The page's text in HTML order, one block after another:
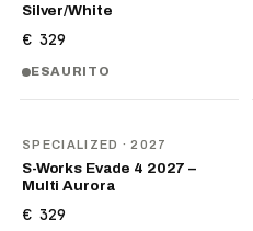
Silver/White
€ 329
ESAURITO
SPECIALIZED · 2027
S-Works Evade 4 2027 –
Multi Aurora
€ 329